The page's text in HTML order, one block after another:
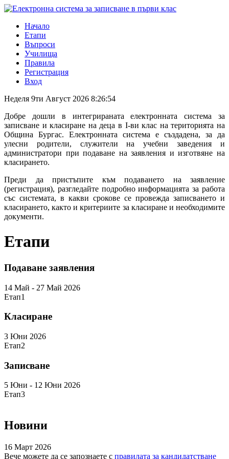
Начало
Етапи
Въпроси
Училища
Правила
Регистрация
Вход
Неделя 9ти Август 2026 8:26:54
Добре дошли в интегрираната електронната система за
записване и класиране на деца в I-ви клас на територията на
Община Бургас. Електронната система е създадена, за да
улесни родители, служители на учебни заведения и
администратори при подаване на заявления и изготвяне на
класирането.
Преди да пристъпите към подаването на заявление
(регистрация), разгледайте подробно информацията за работа
със системата, в какви срокове се провежда записването и
класирането, както и критериите за класиране и необходимите
документи.
Етапи
Подаване заявления
14 Май - 27 Май 2026
Етап1
Класиране
3 Юни 2026
Етап2
Записване
5 Юни - 12 Юни 2026
Етап3
Новини
16 Март 2026
Вече можете да се запознаете с правилата за кандидатстване